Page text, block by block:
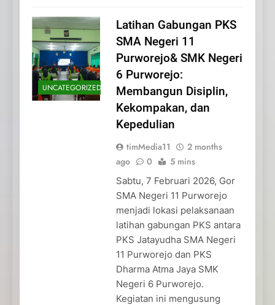
UNCATEGORIZED
Latihan Gabungan PKS
SMA Negeri 11
Purworejo& SMK Negeri
6 Purworejo:
Membangun Disiplin,
Kekompakan, dan
Kepedulian
timMedia11
2 months
ago
0 5 mins
Sabtu, 7 Februari 2026, Gor
SMA Negeri 11 Purworejo
menjadi lokasi pelaksanaan
latihan gabungan PKS antara
PKS Jatayudha SMA Negeri
11 Purworejo dan PKS
Dharma Atma Jaya SMK
Negeri 6 Purworejo.
Kegiatan ini mengusung